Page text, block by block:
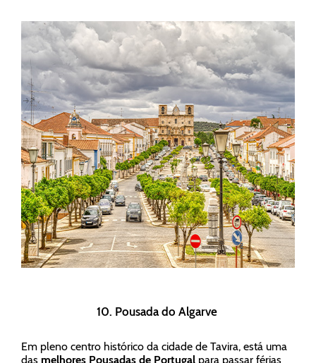
10. Pousada do Algarve
Em pleno centro histórico da cidade de Tavira, está uma
das melhores Pousadas de Portugal para passar férias